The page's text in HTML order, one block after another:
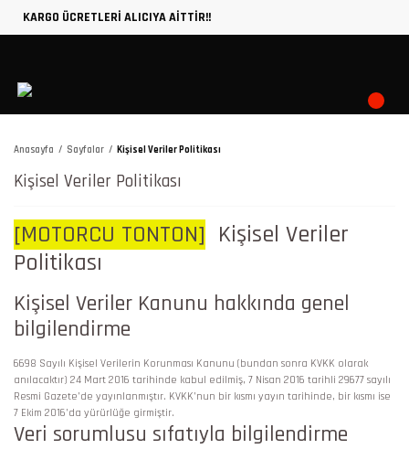
KARGO ÜCRETLERİ ALICIYA AİTTİR!!
Anasayfa Sayfalar Kişisel Veriler Politikası
Kişisel Veriler Politikası
[MOTORCU TONTON] Kişisel Veriler
Politikası
Kişisel Veriler Kanunu hakkında genel
bilgilendirme
6698 Sayılı Kişisel Verilerin Korunması Kanunu (bundan sonra KVKK olarak
anılacaktır) 24 Mart 2016 tarihinde kabul edilmiş, 7 Nisan 2016 tarihli 29677 sayılı
Resmi Gazete’de yayınlanmıştır. KVKK’nun bir kısmı yayın tarihinde, bir kısmı ise
7 Ekim 2016’da yürürlüğe girmiştir.
Veri sorumlusu sıfatıyla bilgilendirme